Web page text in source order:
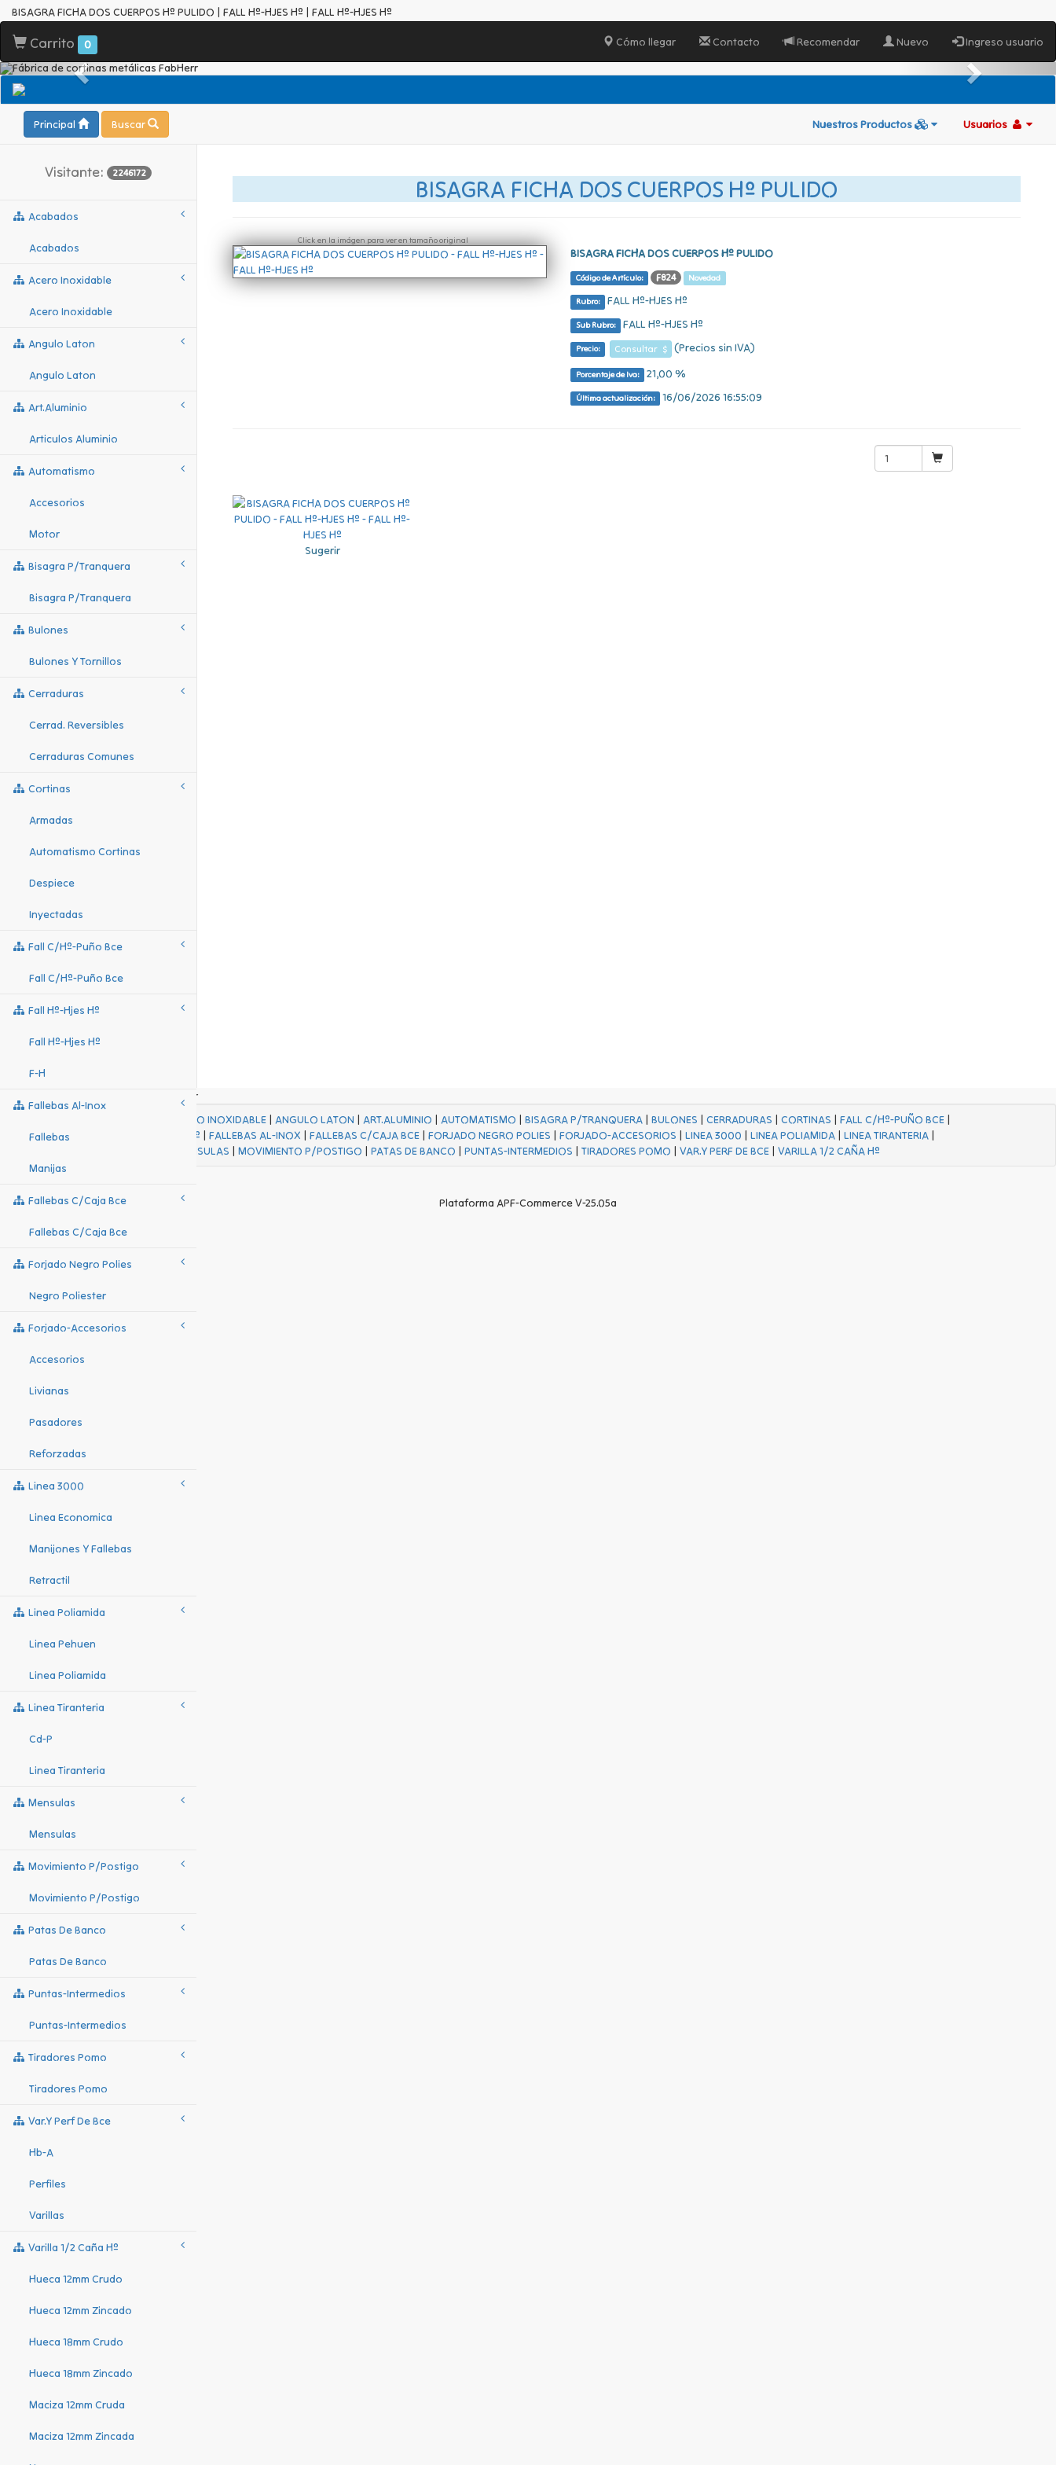
BISAGRA FICHA DOS CUERPOS Hº PULIDO | FALL Hº-HJES Hº | FALL Hº-HJES Hº
Carrito 0 Cómo llegar Contacto Recomendar Nuevo Ingreso usuario
Principal Buscar Nuestros Productos Usuarios
Visitante: 2246172
Acabados
Acabados
Acero Inoxidable
Acero Inoxidable
Angulo Laton
Angulo Laton
Art.aluminio
Articulos Aluminio
Automatismo
Accesorios
Motor
Bisagra P/tranquera
Bisagra P/tranquera
Bulones
Bulones Y Tornillos
Cerraduras
Cerrad. Reversibles
Cerraduras Comunes
Cortinas
Armadas
Automatismo Cortinas
Despiece
Inyectadas
Fall C/hº-Puño Bce
Fall C/hº-Puño Bce
Fall Hº-Hjes Hº
Fall Hº-Hjes Hº
F-H
Fallebas Al-Inox
Fallebas
Manijas
Fallebas C/caja Bce
Fallebas C/caja Bce
Forjado Negro Polies
Negro Poliester
Forjado-Accesorios
Accesorios
Livianas
Pasadores
Reforzadas
Linea 3000
Linea Economica
Manijones Y Fallebas
Retractil
Linea Poliamida
Linea Pehuen
Linea Poliamida
Linea Tiranteria
Cd-P
Linea Tiranteria
Mensulas
Mensulas
Movimiento P/postigo
Movimiento P/postigo
Patas De Banco
Patas De Banco
Puntas-Intermedios
Puntas-Intermedios
Tiradores Pomo
Tiradores Pomo
Var.y Perf De Bce
Hb-A
Perfiles
Varillas
Varilla 1/2 Caña Hº
Hueca 12mm Crudo
Hueca 12mm Zincado
Hueca 18mm Crudo
Hueca 18mm Zincado
Maciza 12mm Cruda
Maciza 12mm Zincada
BISAGRA FICHA DOS CUERPOS Hº PULIDO
Click en la imágen para ver en tamaño original
BISAGRA FICHA DOS CUERPOS Hº PULIDO
Código de Artículo: F824 Novedad
Rubro: FALL Hº-HJES Hº
Sub Rubro: FALL Hº-HJES Hº
Precio: Consultar $ (Precios sin IVA)
Porcentaje de Iva: 21,00 %
Última actualización: 16/06/2026 16:55:09
Sugerir
ACERO INOXIDABLE| ANGULO LATON | ART.ALUMINIO | AUTOMATISMO | BISAGRA P/TRANQUERA| BULONES | CERRADURAS | CORTINAS | FALL C/Hº-PUÑO BCE|
FALL Hº-HJES Hº |FALLEBAS AL-INOX |FALLEBAS C/CAJA BCE |FORJADO NEGRO POLIES |FORJADO-ACCESORIOS |LINEA 3000 |LINEA POLIAMIDA |LINEA TIRANTERIA |
MENSULAS | MOVIMIENTO P/POSTIGO | PATAS DE BANCO | PUNTAS-INTERMEDIOS | TIRADORES POMO | VAR.Y PERF DE BCE| VARILLA 1/2 CAÑA Hº
Plataforma APF-Commerce V-25.05a